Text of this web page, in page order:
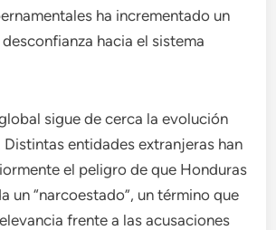
ha incrementado un
hacia el sistema
sigue de cerca la evolución
entidades extranjeras han
el peligro de que Honduras
un “narcoestado”, un término que
frente a las acusaciones